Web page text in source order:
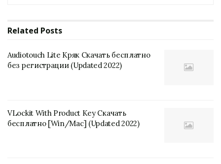
Related Posts
Audiotouch Lite Кряк Скачать бесплатно
без регистрации (Updated 2022)
VLockit With Product Key Скачать
бесплатно [Win/Mac] (Updated 2022)